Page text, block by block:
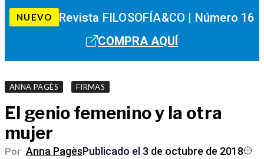
NUEVO
Revista FILOSOFÍA&CO | Número 16
COMPRA AQUÍ
ANNA PAGÈS , FIRMAS
El genio femenino y la otra
mujer
Por Anna PagèsPublicado el 3 de octubre de 2018